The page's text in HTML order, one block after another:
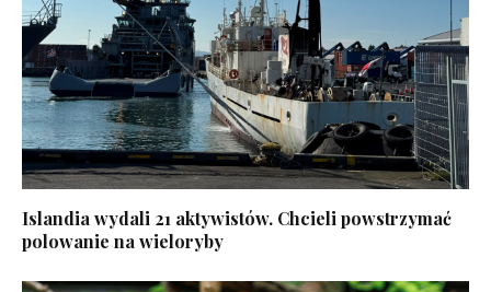
Islandia wydali 21 aktywistów. Chcieli powstrzymać
polowanie na wieloryby